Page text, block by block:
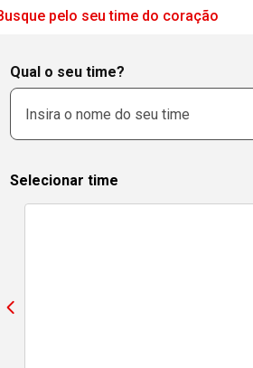
pelo seu time do coração
Qual o seu time?
Selecionar time